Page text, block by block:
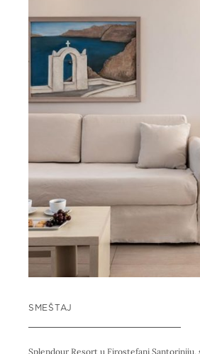
SMEŠTAJ
Splendour Resort u Firostefani Santoriniju,